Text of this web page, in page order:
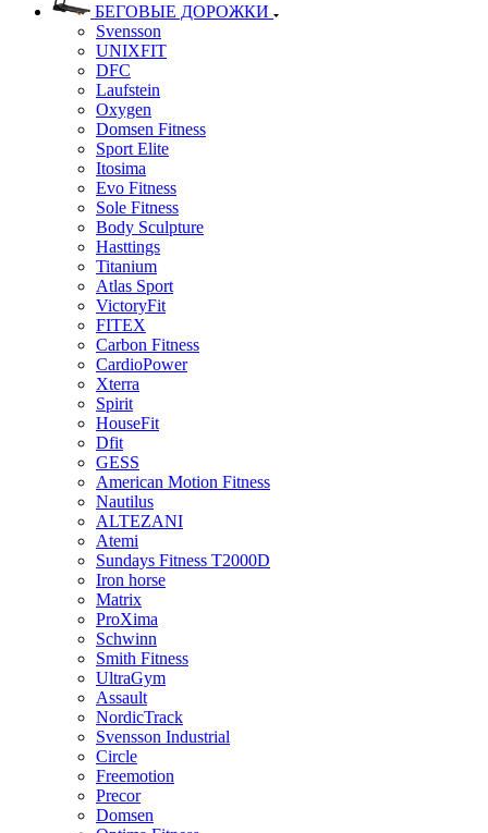
БЕГОВЫЕ ДОРОЖКИ
Svensson
UNIXFIT
DFC
Laufstein
Oxygen
Domsen Fitness
Sport Elite
Itosima
Evo Fitness
Sole Fitness
Body Sculpture
Hasttings
Titanium
Atlas Sport
VictoryFit
FITEX
Carbon Fitness
CardioPower
Xterra
Spirit
HouseFit
Dfit
GESS
American Motion Fitness
Nautilus
ALTEZANI
Atemi
Sundays Fitness T2000D
Iron horse
Matrix
ProXima
Schwinn
Smith Fitness
UltraGym
Assault
NordicTrack
Svensson Industrial
Circle
Freemotion
Precor
Domsen